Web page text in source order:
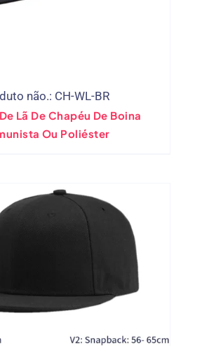
não.: CH-WL-BR
Lã De Chapéu De Boina
Ou Poliéster